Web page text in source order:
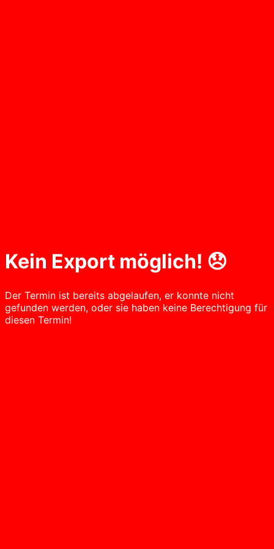
Kein Export möglich! 😞
Der Termin ist bereits abgelaufen, er konnte nicht
gefunden werden, oder sie haben keine Berechtigung für
diesen Termin!